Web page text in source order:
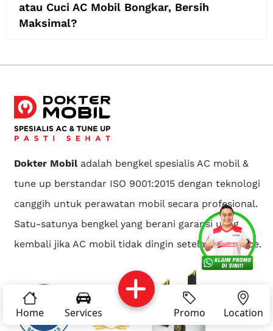
Services Promo Location About Us
Complain Reservasi Article
Home Services Promo Location
atau Cuci AC Mobil Bongkar, Bersih
Maksimal?
Dokter Mobiladalah bengkel spesialis AC mobil &
tune up berstandar ISO 9001:2015 dengan teknologi
canggih untuk perawatan mobil secara profesional.
Satu-satunya bengkel yang berani garansi uang
kembali jika AC mobil tidak dingin setelah di service.